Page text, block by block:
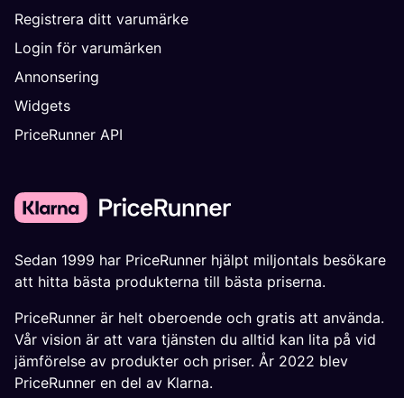
Registrera ditt varumärke
Login för varumärken
Annonsering
Widgets
PriceRunner API
Sedan 1999 har PriceRunner hjälpt miljontals besökare
att hitta bästa produkterna till bästa priserna.
PriceRunner är helt oberoende och gratis att använda.
Vår vision är att vara tjänsten du alltid kan lita på vid
jämförelse av produkter och priser. År 2022 blev
PriceRunner en del av Klarna.